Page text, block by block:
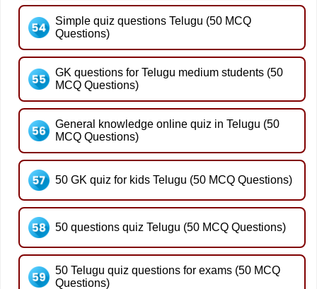
Simple quiz questions Telugu (50 MCQ
Questions)
GK questions for Telugu medium students (50
MCQ Questions)
General knowledge online quiz in Telugu (50
MCQ Questions)
50 GK quiz for kids Telugu (50 MCQ Questions)
50 questions quiz Telugu (50 MCQ Questions)
50 Telugu quiz questions for exams (50 MCQ
Questions)